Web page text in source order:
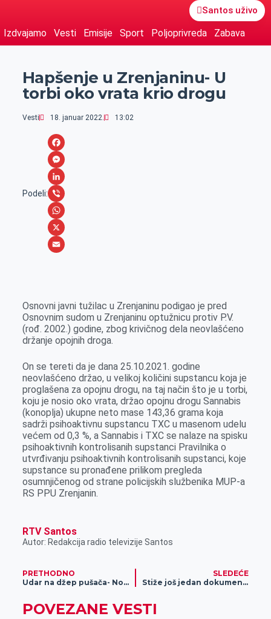
Santos uživo
Izdvajamo Vesti Emisije Sport Poljoprivreda Zabava
Hapšenje u Zrenjaninu- U
torbi oko vrata krio drogu
Vesti 18. januar 2022. 13:02
Podeli:
F
a
c
e
b
o
M
e
s
s
e
r
L
i
n
k
n
V
i
b
W
h
A
p
p
X
i
l
Osnovni javni tužilac u Zrenjaninu podigao je pred
Osnovnim sudom u Zrenjaninu optužnicu protiv P.V.
(rođ. 2002.) godine, zbog krivičnog dela neovlašćeno
držanje opojnih droga.
On se tereti da je dana 25.10.2021. godine
neovlašćeno držao, u velikoj količini supstancu koja je
proglašena za opojnu drogu, na taj način što je u torbi,
koju je nosio oko vrata, držao opojnu drogu Sannabis
(konoplja) ukupne neto mase 143,36 grama koja
sadrži psihoaktivnu supstancu TXC u masenom udelu
većem od 0,3 %, a Sannabis i TXC se nalaze na spisku
psihoaktivnih kontrolisanih supstanci Pravilnika o
utvrđivanju psihoaktivnih kontrolisanih supstanci, koje
supstance su pronađene prilikom pregleda
osumnjičenog od strane policijskih službenika MUP-a
RS PPU Zrenjanin.
RTV Santos
Autor: Redakcija radio televizije Santos
PRETHODNO
Udar na džep pušača- Novo poskupljenje cigareta
SLEDEĆE
Stiže još jedan dokumentarac o izuzetnoj saradnji Nicka Cavea i Warrena Ellisa
POVEZANE VESTI